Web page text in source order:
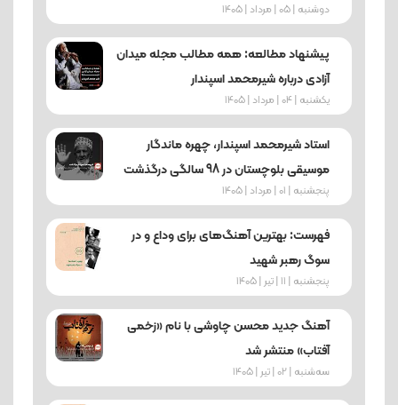
دوشنبه | 05 | مرداد | 1405
پیشنهاد مطالعه: همه مطالب مجله میدان
آزادی درباره شیرمحمد اسپندار
یکشنبه | 04 | مرداد | 1405
استاد شیرمحمد اسپندار، چهره ماندگار
موسیقی بلوچستان در 98 سالگی درگذشت
پنجشنبه | 01 | مرداد | 1405
فهرست: بهترین آهنگ‌های برای وداع و در
سوگ رهبر شهید
پنجشنبه | 11 | تیر | 1405
آهنگ جدید محسن چاوشی با نام «زخمی
آفتاب» منتشر شد
ﺳﻪشنبه | 02 | تیر | 1405